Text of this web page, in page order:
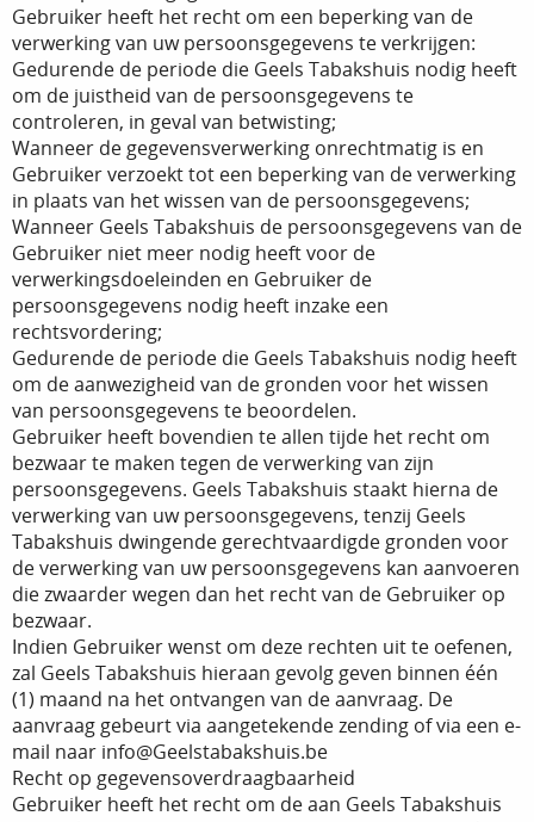
Gebruiker heeft het recht om een beperking van de
verwerking van uw persoonsgegevens te verkrijgen:
Gedurende de periode die Geels Tabakshuis nodig heeft
om de juistheid van de persoonsgegevens te
controleren, in geval van betwisting;
Wanneer de gegevensverwerking onrechtmatig is en
Gebruiker verzoekt tot een beperking van de verwerking
in plaats van het wissen van de persoonsgegevens;
Wanneer Geels Tabakshuis de persoonsgegevens van de
Gebruiker niet meer nodig heeft voor de
verwerkingsdoeleinden en Gebruiker de
persoonsgegevens nodig heeft inzake een
rechtsvordering;
Gedurende de periode die Geels Tabakshuis nodig heeft
om de aanwezigheid van de gronden voor het wissen
van persoonsgegevens te beoordelen.
Gebruiker heeft bovendien te allen tijde het recht om
bezwaar te maken tegen de verwerking van zijn
persoonsgegevens. Geels Tabakshuis staakt hierna de
verwerking van uw persoonsgegevens, tenzij Geels
Tabakshuis dwingende gerechtvaardigde gronden voor
de verwerking van uw persoonsgegevens kan aanvoeren
die zwaarder wegen dan het recht van de Gebruiker op
bezwaar.
Indien Gebruiker wenst om deze rechten uit te oefenen,
zal Geels Tabakshuis hieraan gevolg geven binnen één
(1) maand na het ontvangen van de aanvraag. De
aanvraag gebeurt via aangetekende zending of via een e-
mail naar info@Geelstabakshuis.be
Recht op gegevensoverdraagbaarheid
Gebruiker heeft het recht om de aan Geels Tabakshuis